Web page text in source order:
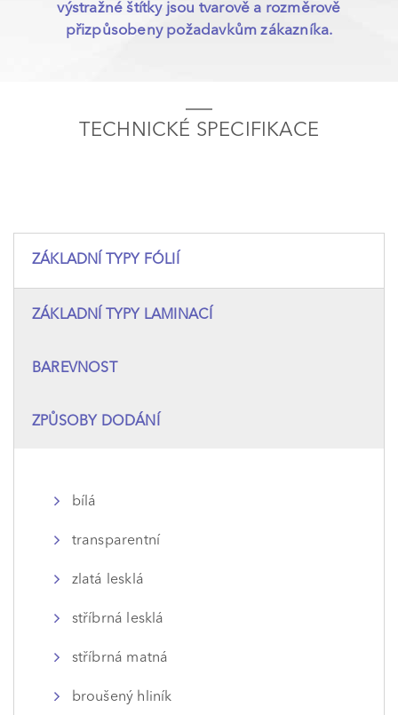
výstražné štítky jsou tvarově a rozměrově
přizpůsobeny požadavkům zákazníka.
TECHNICKÉ SPECIFIKACE
ZÁKLADNÍ TYPY FÓLIÍ
ZÁKLADNÍ TYPY LAMINACÍ
BAREVNOST
ZPŮSOBY DODÁNÍ
bílá
transparentní
zlatá lesklá
stříbrná lesklá
stříbrná matná
broušený hliník